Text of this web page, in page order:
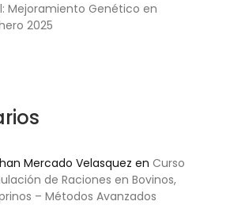
Mejoramiento Genético en
2025
Mercado Velasquez en Curso
de Raciones en Bovinos,
– Métodos Avanzados